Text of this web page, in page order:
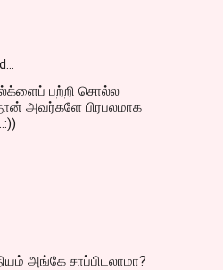
பற்றி சொல்ல
அவர்களே பிரபலமாக
அங்கே சாப்பிடலாமா?